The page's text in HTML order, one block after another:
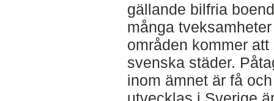
gällande bilfria
många
områden kommer
svenska städer.
inom ämnet är få